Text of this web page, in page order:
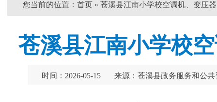
您当前的位置： 首页 » 苍溪县江南小学校空调机、变压
苍溪县江南小学校
时间：2026-05-15 来源：苍溪县政务服务和公